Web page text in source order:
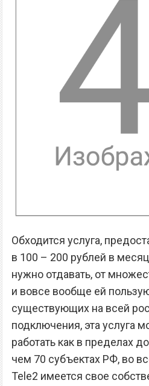
Обходится услуга,
в 100 – 200 рублей в
нужно отдавать, от
и вовсе вообще ей
существующих на всей
подключения, эта услуга
работать как в пределах
чем 70 субъектах РФ, во
Tele2 имеется свое